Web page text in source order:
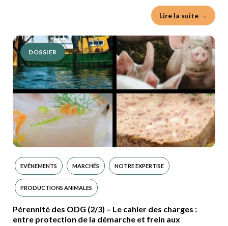
Lire la suite →
DOSSIER
EVÉNEMENTS MARCHÉS NOTRE EXPERTISE
PRODUCTIONS ANIMALES
Pérennité des ODG (2/3) – Le cahier des charges :
entre protection de la démarche et frein aux